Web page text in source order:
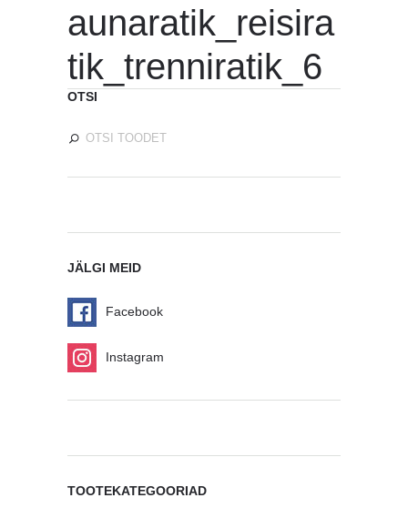
aunaratik_reisira
tik_trenniratik_6
OTSI
JÄLGI MEID
Facebook
Instagram
TOOTEKATEGOORIAD